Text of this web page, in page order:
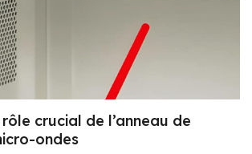
crucial de l’anneau de
ondes